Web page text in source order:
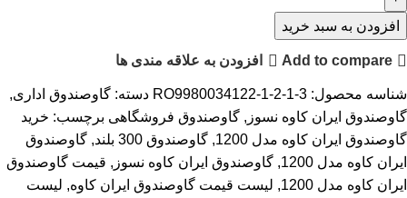
افزودن به سبد خرید
Add to compare افزودن به علاقه مندی ها
شناسه محصول: RO9980034122-1-2-1-3 دسته: گاوصندوق اداری,
گاوصندوق ایران کاوه نسوز , گاوصندوق فروشگاهی برچسب: خرید
گاوصندوق ایران کاوه مدل 1200
, گاوصندوق 300 بلند , گاوصندوق
ایران کاوه مدل 1200
, گاوصندوق ایران کاوه نسوز , قیمت گاوصندوق
ایران کاوه مدل 1200
, لیست قیمت گاوصندوق ایران کاوه, لیست